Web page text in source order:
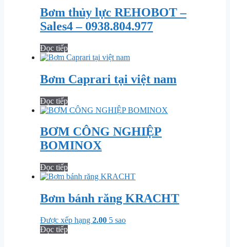
Bơm thủy lực REHOBOT –
Sales4 – 0938.804.977
Đọc tiếp
Bơm Caprari tại việt nam
Đọc tiếp
BƠM CÔNG NGHIỆP
BOMINOX
Đọc tiếp
Bơm bánh răng KRACHT
Được xếp hạng 2.00 5 sao
Đọc tiếp